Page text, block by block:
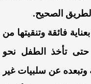
الطريق الصحيح.
فائقة وتنقيتها من
تأخذ الطفل نحو
وتبعده عن سلبيات غير